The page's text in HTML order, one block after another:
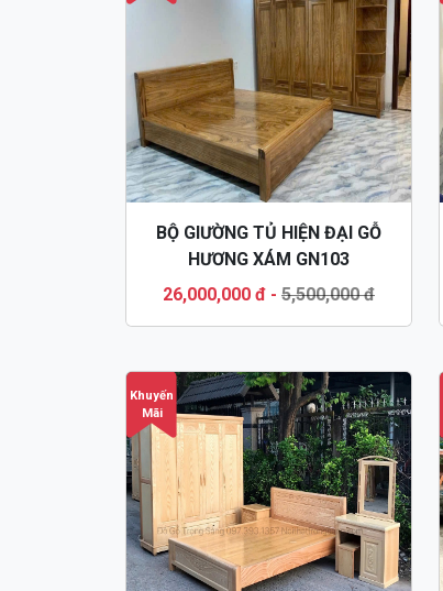
BỘ GIƯỜNG TỦ HIỆN ĐẠI GỖ
HƯƠNG XÁM GN103
26,000,000 đ - 5,500,000 đ
Khuyến
Mãi